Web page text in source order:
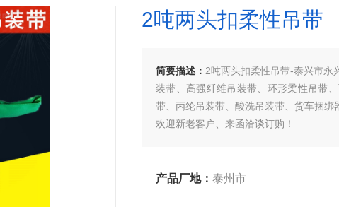
2吨两头扣柔性吊带
简要描述： 2吨两头扣柔性吊带-泰兴市永
装带、高强纤维吊装带、环形柔性吊带
带、丙纶吊装带、酸洗吊装带、货车捆绑
欢迎新老客户、来函洽谈订购！
产品厂地： 泰州市